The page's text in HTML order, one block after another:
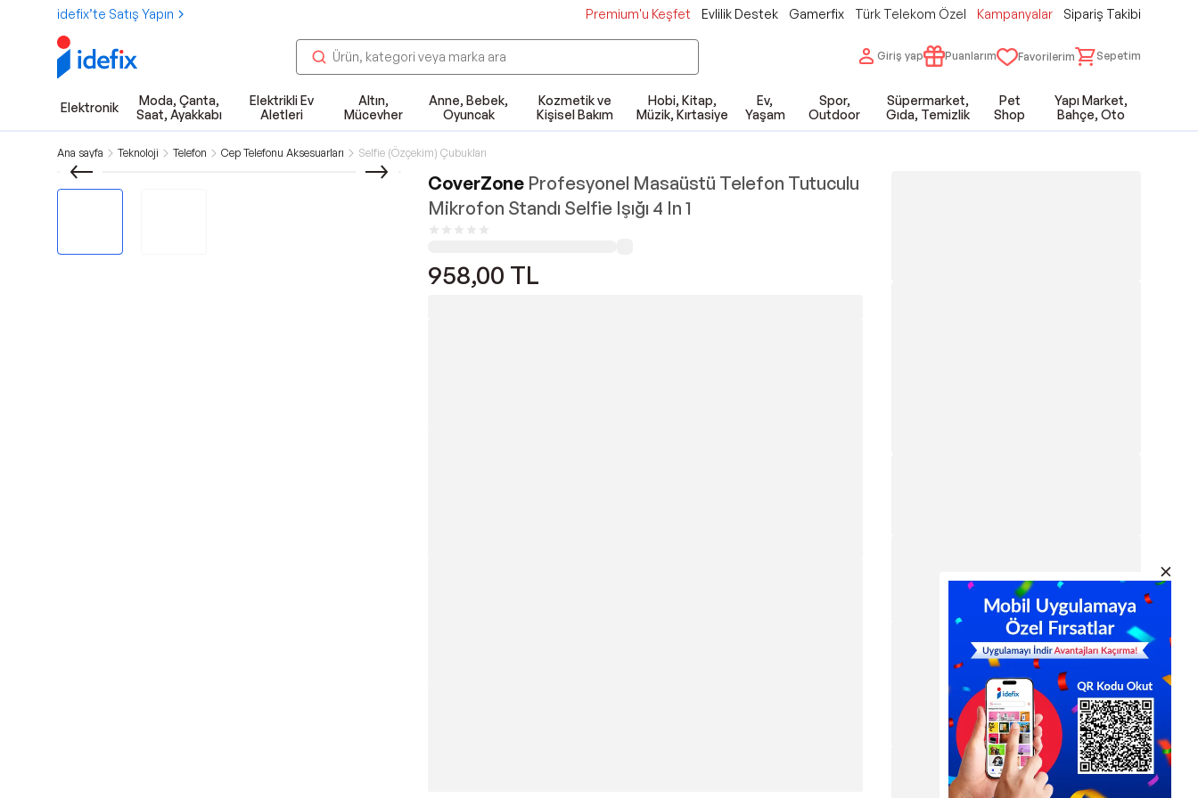
idefix’te Satış Yapın Premium'u Keşfet Evlilik Destek Gamerfix Türk Telekom Özel Kampanyalar Sipariş Takibi
Giriş yap Puanlarım Favorilerim Sepetim
Elektronik
Moda, Çanta,
Saat, Ayakkabı
Elektrikli Ev
Aletleri
Altın,
Mücevher
Anne, Bebek,
Oyuncak
Kozmetik ve
Kişisel Bakım
Hobi, Kitap,
Müzik, Kırtasiye
Ev,
Yaşam
Spor,
Outdoor
Süpermarket,
Gıda, Temizlik
Pet
Shop
Yapı Market,
Bahçe, Oto
Ana sayfa Teknoloji Telefon Cep Telefonu Aksesuarları Selfie (Özçekim) Çubukları
CoverZone Profesyonel Masaüstü Telefon Tutuculu
Mikrofon Standı Selfie Işığı 4 In 1
958,00 TL